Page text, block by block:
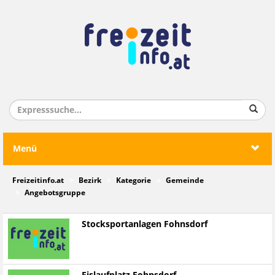
Menü
Freizeitinfo.at Bezirk Kategorie
Gemeinde
Angebotsgruppe
Stocksportanlagen Fohnsdorf